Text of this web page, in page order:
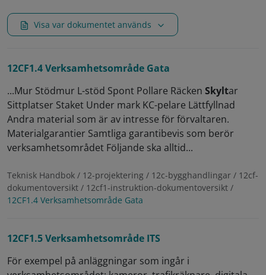
Visa var dokumentet används
12CF1.4 Verksamhetsområde Gata
...Mur Stödmur L-stöd Spont Pollare Räcken Skyltar
Sittplatser Staket Under mark KC-pelare Lättfyllnad
Andra material som är av intresse för förvaltaren.
Materialgarantier Samtliga garantibevis som berör
verksamhetsområdet Följande ska alltid...
Teknisk Handbok / 12-projektering / 12c-bygghandlingar / 12cf-
dokumentoversikt / 12cf1-instruktion-dokumentoversikt /
12CF1.4 Verksamhetsområde Gata
12CF1.5 Verksamhetsområde ITS
För exempel på anläggningar som ingår i